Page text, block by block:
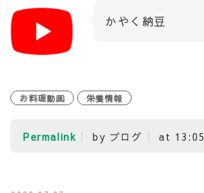
かやく納豆
お料理動画 栄養情報
Permalink by ブログ at 13:05